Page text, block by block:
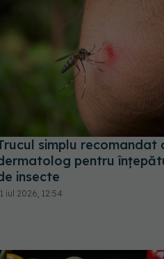
simplu recomandat
pentru
insecte
iul 2026, 12:54